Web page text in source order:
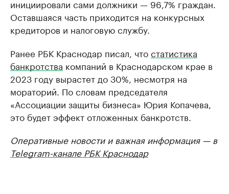
инициировали сами должники — 96,7% граждан.
Оставшаяся часть приходится на конкурсных
кредиторов и налоговую службу.
Ранее РБК Краснодар писал, чтостатистика
банкротства компаний в Краснодарском крае в
2023 году вырастет до 30%, несмотря на
мораторий. По словам председателя
«Ассоциации защиты бизнеса» Юрия Копачева,
это будет эффект отложенных банкротств.
Оперативные новости и важная информация — в
Telegram-канале РБК Краснодар